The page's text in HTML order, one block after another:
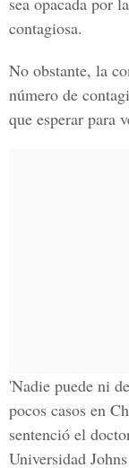
contagiosa.
No obstante, la
número de
que esperar para
'Nadie puede ni
pocos casos en
sentenció el
Universidad